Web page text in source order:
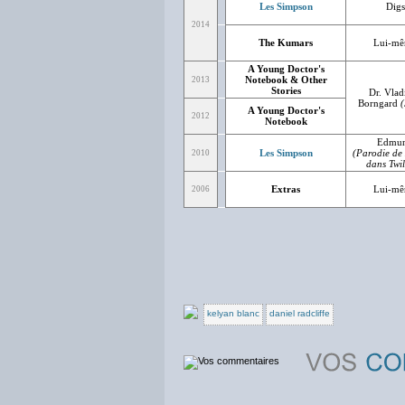
2014
Les Simpson Digs
The Kumars Lui-
2013
A Young Doctor's
Notebook & Other
Stories
Dr.
Borngard
2012
A Young Doctor's
Notebook
2010 Les Simpson
(Parodie de
dans
2006 Extras Lui-
kelyan blanc daniel radcliffe